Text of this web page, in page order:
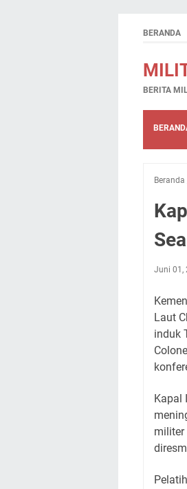
BERANDA
BERITA
Beranda
Juni 01,
Laut
induk
Kapal
militer